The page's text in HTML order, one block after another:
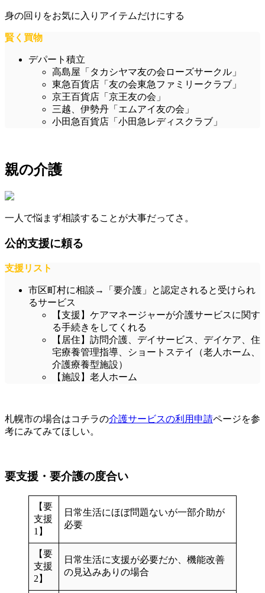
身の回りをお気に入りアイテムだけにする
賢く買物
デパート積立
高島屋「タカシヤマ友の会ローズサークル」
東急百貨店「友の会東急ファミリークラブ」
京王百貨店「京王友の会」
三越、伊勢丹「エムアイ友の会」
小田急百貨店「小田急レディスクラブ」
親の介護
一人で悩まず相談することが大事だってさ。
公的支援に頼る
支援リスト
市区町村に相談→「要介護」と認定されると受けられ
るサービス
【支援】ケアマネージャーが介護サービスに関す
る手続きをしてくれる
【居住】訪問介護、デイサービス、デイケア、住
宅療養管理指導、ショートステイ（老人ホーム、
介護療養型施設）
【施設】老人ホーム
札幌市の場合はコチラの介護サービスの利用申請ページを参
考にみてみてほしい。
要支援・要介護の度合い
【要
支援
1】
日常生活にほぼ問題ないが一部介助が
必要
【要
支援
2】
日常生活に支援が必要だか、機能改善
の見込みありの場合